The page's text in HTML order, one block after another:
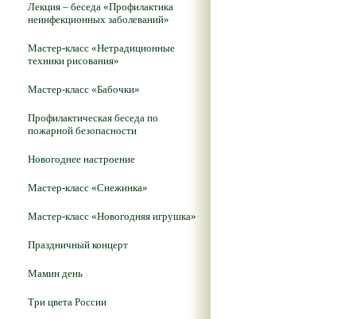
Лекция – беседа «Профилактика
неинфекционных заболеваний»
Мастер-класс «Нетрадиционные
техники рисования»
Мастер-класс «Бабочки»
Профилактическая беседа по
пожарной безопасности
Новогоднее настроение
Мастер-класс «Снежинка»
Мастер-класс «Новогодняя игрушка»
Праздничный концерт
Мамин день
Три цвета России